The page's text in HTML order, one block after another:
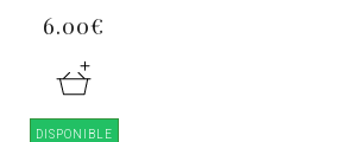
6.00€
DISPONIBLE